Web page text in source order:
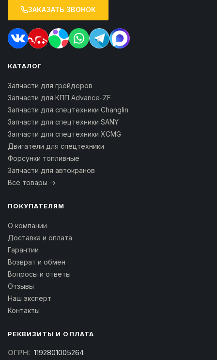
ЗАКАЗАТЬ ЗВОНОК
КАТАЛОГ
Запчасти для грейдеров
Запчасти для КПП Advance-ZF
Запчасти для спецтехники Changlin
Запчасти для спецтехники SANY
Запчасти для спецтехники XCMG
Двигатели для спецтехники
Форсунки топливные
Запчасти для автокранов
Все товары →
ПОКУПАТЕЛЯМ
О компании
Доставка и оплата
Гарантии
Возврат и обмен
Вопросы и ответы
Отзывы
Наш эксперт
Контакты
РЕКВИЗИТЫ И ОПЛАТА
ОГРН: 1192801005264